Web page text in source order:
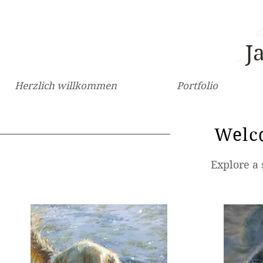
Herzlich willkommen Portfolio
Explore a